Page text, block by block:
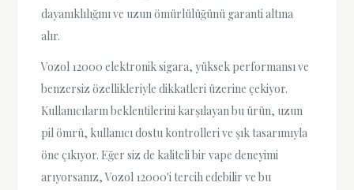
dayanıklılığını ve uzun ömürlülüğünü garanti altına
alır.
Vozol 12000 elektronik sigara, yüksek performansı ve
benzersiz özellikleriyle dikkatleri üzerine çekiyor.
Kullanıcıların beklentilerini karşılayan bu ürün, uzun
pil ömrü, kullanıcı dostu kontrolleri ve şık tasarımıyla
öne çıkıyor. Eğer siz de kaliteli bir vape deneyimi
arıyorsanız, Vozol 12000'i tercih edebilir ve bu